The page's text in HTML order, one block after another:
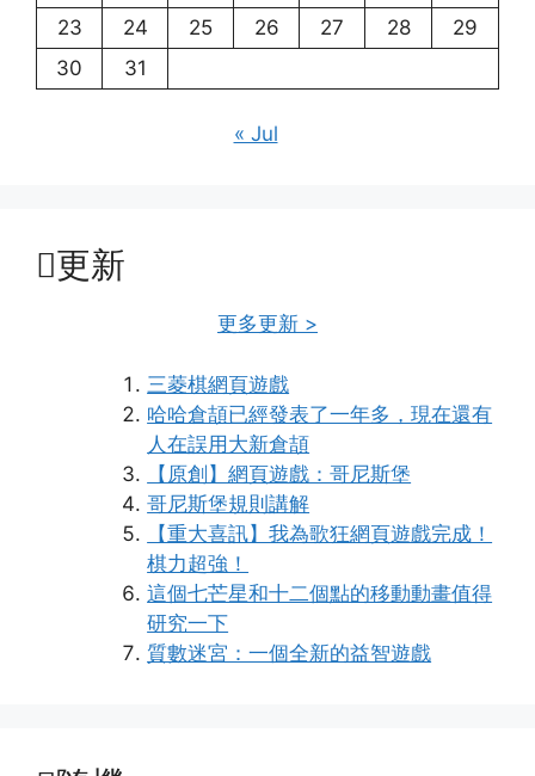
23
24 25 26 27 28
29
30
31
« Jul
更新
更多更新 >
三菱棋網頁遊戲
哈哈倉頡已經發表了一年多，現在還有
人在誤用大新倉頡
【原創】網頁遊戲：哥尼斯堡
哥尼斯堡規則講解
【重大喜訊】我為歌狂網頁遊戲完成！
棋力超強！
這個七芒星和十二個點的移動動畫值得
研究一下
質數迷宮：一個全新的益智遊戲